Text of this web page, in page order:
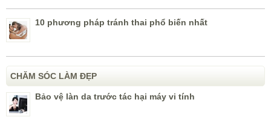
10 phương pháp tránh thai phổ biến nhất
CHĂM SÓC LÀM ĐẸP
Bảo vệ làn da trước tác hại máy vi tính